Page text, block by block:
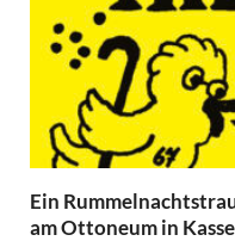
Ein
am Ottoneum in